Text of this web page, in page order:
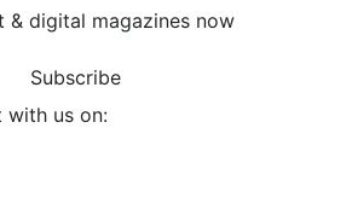
& digital magazines now
Subscribe
with us on: